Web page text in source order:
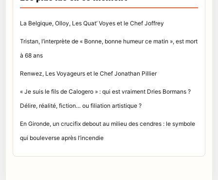
La Belgique, Olloy, Les Quat’ Voyes et le Chef Joffrey
Tristan, l’interprète de « Bonne, bonne humeur ce matin », est mort
à 68 ans
Renwez, Les Voyageurs et le Chef Jonathan Pillier
« Je suis le fils de Calogero » : qui est vraiment Dries Bormans ?
Délire, réalité, fiction… ou filiation artistique ?
En Gironde, un crucifix debout au milieu des cendres : le symbole
qui bouleverse après l’incendie